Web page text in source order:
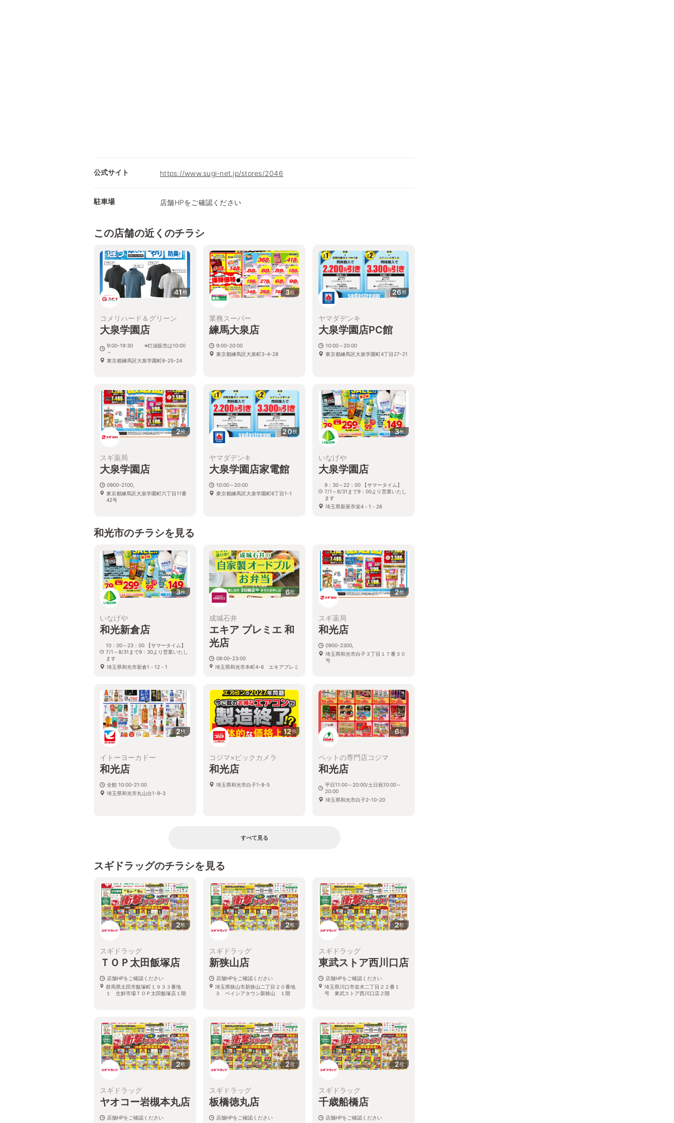
公式サイト https://www.sugi-net.jp/stores/2046
駐車場 店舗HPをご確認ください
この店舗の近くのチラシ
41枚
コメリハード＆グリーン
大泉学園店
9:00-19:30 ※灯油販売は10:00
～
東京都練馬区大泉学園町8-25-24
3枚
業務スーパー
練馬大泉店
9:00-20:00
東京都練馬区大泉町3-4-28
26枚
ヤマダデンキ
大泉学園店PC館
10:00～20:00
東京都練馬区大泉学園町4丁目27-21
2枚
スギ薬局
大泉学園店
0900-2100,
東京都練馬区大泉学園町六丁目11番
42号
20枚
ヤマダデンキ
大泉学園店家電館
10:00～20:00
東京都練馬区大泉学園町6丁目1-1
3枚
いなげや
大泉学園店
9：30～22：00 【サマータイム】
7/1～8/31まで9：00より営業いたし
ます
埼玉県新座市栄4－1－26
和光市のチラシを見る
3枚
いなげや
和光新倉店
10：00～23：00 【サマータイム】
7/1～8/31まで9：30より営業いたし
ます
埼玉県和光市新倉1－12－1
6枚
成城石井
エキア プレミエ 和
光店
08:00-23:00
埼玉県和光市本町4-6 エキアプレミ
2枚
スギ薬局
和光店
0900-2300,
埼玉県和光市白子３丁目１７番３０
号
2枚
イトーヨーカドー
和光店
全館 10:00-21:00
埼玉県和光市丸山台1-9-3
12枚
コジマ×ビックカメラ
和光店
埼玉県和光市白子1-8-5
6枚
ペットの専門店コジマ
和光店
平日11:00～20:00/土日祝10:00～
20:00
埼玉県和光市白子2-10-20
すべて見る
スギドラッグのチラシを見る
2枚
スギドラッグ
ＴＯＰ太田飯塚店
店舗HPをご確認ください
群馬県太田市飯塚町１９３３番地
１ 生鮮市場ＴＯＰ太田飯塚店１階
2枚
スギドラッグ
新狭山店
店舗HPをご確認ください
埼玉県狭山市新狭山二丁目２０番地
３ ベイシアタウン新狭山 １階
2枚
スギドラッグ
東武ストア西川口店
店舗HPをご確認ください
埼玉県川口市並木二丁目２２番１
号 東武ストア西川口店２階
2枚
スギドラッグ
ヤオコー岩槻本丸店
店舗HPをご確認ください
2枚
スギドラッグ
板橋徳丸店
店舗HPをご確認ください
2枚
スギドラッグ
千歳船橋店
店舗HPをご確認ください